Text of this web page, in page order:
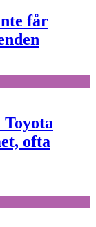
får
ofta